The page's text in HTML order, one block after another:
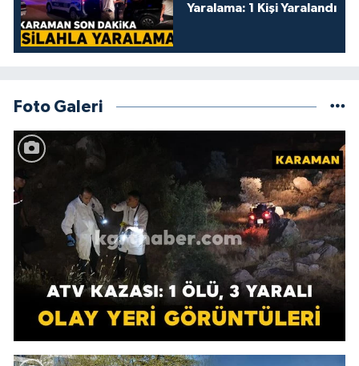
Yaralama: 1 Kişi Yaralandı
Foto Galeri